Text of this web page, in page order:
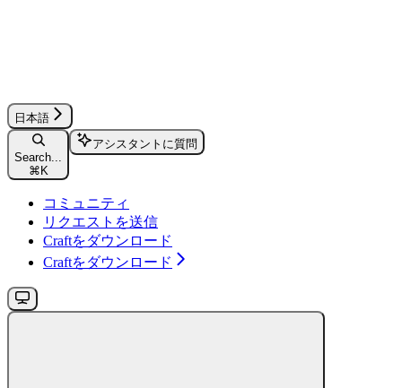
日本語
Search...
⌘K
アシスタントに質問
コミュニティ
リクエストを送信
Craftをダウンロード
Craftをダウンロード